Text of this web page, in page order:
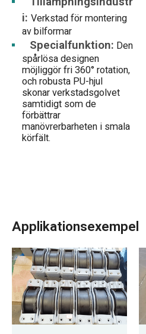
i:Verkstad för montering
av bilformar
Specialfunktion: Den
spårlösa designen
möjliggör fri 360° rotation,
och robusta PU-hjul
skonar verkstadsgolvet
samtidigt som de
förbättrar
manövrerbarheten i smala
körfält.
Applikationsexempel